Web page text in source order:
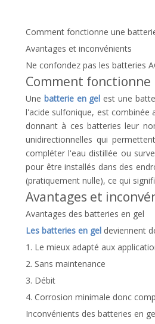
Comment fonctionne une
Avantages et inconvénients
Ne confondez pas les batteries
Comment
Une batterie en gel est une
l'acide sulfonique, est combinée
donnant à ces batteries leur
unidirectionnelles qui
compléter l'eau distillée ou
pour être installés dans des
(pratiquement nulle), ce qui
Avantages et
Avantages des batteries en gel
Les batteries en gel deviennent
1. Le mieux adapté aux
2. Sans maintenance
3. Débit
4. Corrosion minimale donc
Inconvénients des batteries en